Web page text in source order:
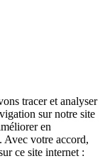
tracer et analyser
sur notre site
en
Avec votre accord,
ce site internet :